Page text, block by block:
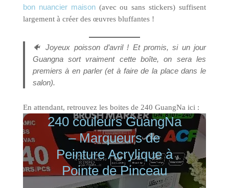
bon nuancier maison(avec ou sans stickers) suffisent
largement à créer des œuvres bluffantes !
🐠Joyeux poisson d’avril ! Et promis, si un jour
Guangna sort vraiment cette boîte, on sera les
premiers à en parler (et à faire de la place dans le
salon).
En attendant, retrouvez les boites de 240 GuangNa ici :
240 couleurs GuangNa
– Marqueurs de
Peinture Acrylique à
Pointe de Pinceau